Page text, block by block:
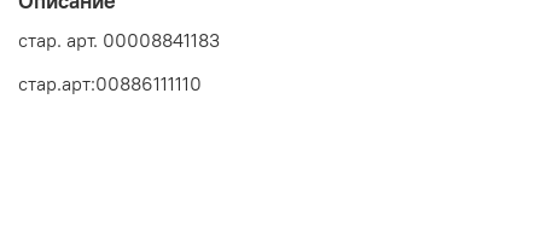
стар. арт. 00008841183
стар.арт:00886111110